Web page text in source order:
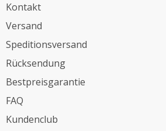
Kontakt
Versand
Speditionsversand
Rücksendung
Bestpreisgarantie
FAQ
Kundenclub